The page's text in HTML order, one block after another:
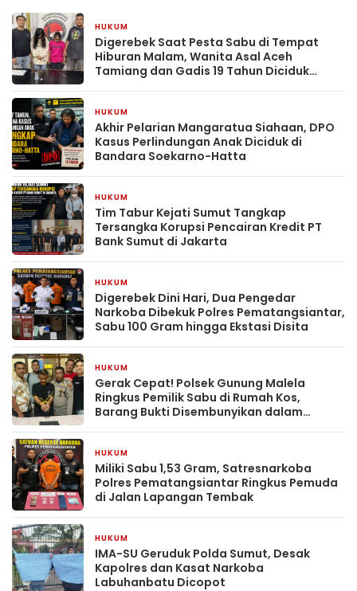
HUKUM
Digerebek Saat Pesta Sabu di Tempat
Hiburan Malam, Wanita Asal Aceh
Tamiang dan Gadis 19 Tahun Diciduk
HUKUM
Akhir Pelarian Mangaratua Siahaan, DPO
Kasus Perlindungan Anak Diciduk di
Bandara Soekarno-Hatta
HUKUM
Tim Tabur Kejati Sumut Tangkap
Tersangka Korupsi Pencairan Kredit PT
Bank Sumut di Jakarta
HUKUM
Digerebek Dini Hari, Dua Pengedar
Narkoba Dibekuk Polres Pematangsiantar,
Sabu 100 Gram hingga Ekstasi Disita
HUKUM
Gerak Cepat! Polsek Gunung Malela
Ringkus Pemilik Sabu di Rumah Kos,
Barang Bukti Disembunyikan dalam
HUKUM
Miliki Sabu 1,53 Gram, Satresnarkoba
Polres Pematangsiantar Ringkus Pemuda
di Jalan Lapangan Tembak
HUKUM
IMA-SU Geruduk Polda Sumut, Desak
Kapolres dan Kasat Narkoba
Labuhanbatu Dicopot